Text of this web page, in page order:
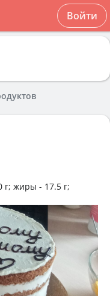
Войти
г; жиры - 17.5 г;